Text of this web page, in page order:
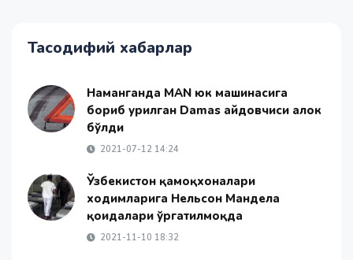
Тасодифий хабарлар
Наманганда MAN юк машинасига
бориб урилган Damas ҳайдовчиси ҳалок
бўлди
2021-07-12 14:24
Ўзбекистон қамоқхоналари
ходимларига Нельсон Мандела
қоидалари ўргатилмоқда
2021-11-10 18:32